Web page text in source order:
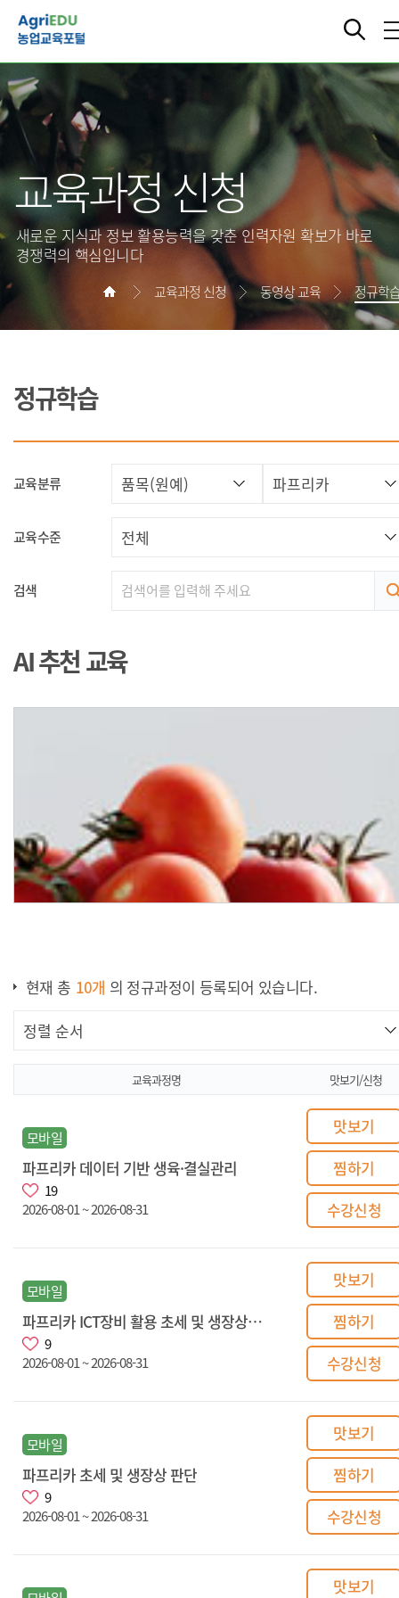
교육과정 신청
새로운 지식과 정보 활용능력을 갖춘 인력자원 확보가 바로
경쟁력의 핵심입니다
교육과정 신청 동영상 교육 정규학
정규학습
교육분류
교육수준
검색
AI 추천 교육
농업인 디지털 역량 기초
현재 총 10개 의 정규과정이 등록되어 있습니다.
교육과정명 맛보기/신청
모바일
파프리카 데이터 기반 생육·결실관리
19
2026-08-01 ~ 2026-08-31
맛보기
찜하기
수강신청
모바일
파프리카 ICT장비 활용 초세 및 생장상관리
9
2026-08-01 ~ 2026-08-31
맛보기
찜하기
수강신청
모바일
파프리카 초세 및 생장상 판단
9
2026-08-01 ~ 2026-08-31
맛보기
찜하기
수강신청
맛보기